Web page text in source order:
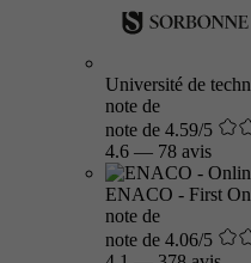
Université de
note de
note de 4.59/5
4.6 — 78 avis
ENACO - First
note de
note de 4.06/5